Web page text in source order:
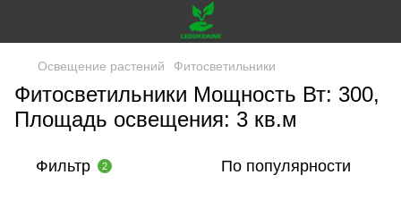
Освещение растений Фитосветильники
Фитосветильники Мощность Вт: 300,
Площадь освещения: 3 кв.м
Фильтр 2 По популярности